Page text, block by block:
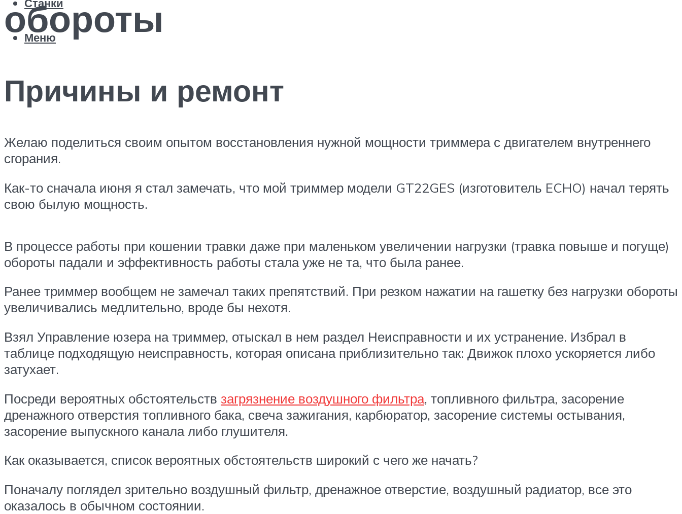
Станки
Меню
обороты
Причины и ремонт
Желаю поделиться своим опытом восстановления нужной мощности триммера с двигателем внутреннего
сгорания.
Как-то сначала июня я стал замечать, что мой триммер модели GT22GES (изготовитель ECHO) начал терять
свою былую мощность.
В процессе работы при кошении травки даже при маленьком увеличении нагрузки (травка повыше и погуще)
обороты падали и эффективность работы стала уже не та, что была ранее.
Ранее триммер вообщем не замечал таких препятствий. При резком нажатии на гашетку без нагрузки обороты
увеличивались медлительно, вроде бы нехотя.
Взял Управление юзера на триммер, отыскал в нем раздел Неисправности и их устранение. Избрал в
таблице подходящую неисправность, которая описана приблизительно так: Движок плохо ускоряется либо
затухает.
Посреди вероятных обстоятельств загрязнение воздушного фильтра, топливного фильтра, засорение
дренажного отверстия топливного бака, свеча зажигания, карбюратор, засорение системы остывания,
засорение выпускного канала либо глушителя.
Как оказывается, список вероятных обстоятельств широкий с чего же начать?
Поначалу поглядел зрительно воздушный фильтр, дренажное отверстие, воздушный радиатор, все это
оказалось в обычном состоянии.